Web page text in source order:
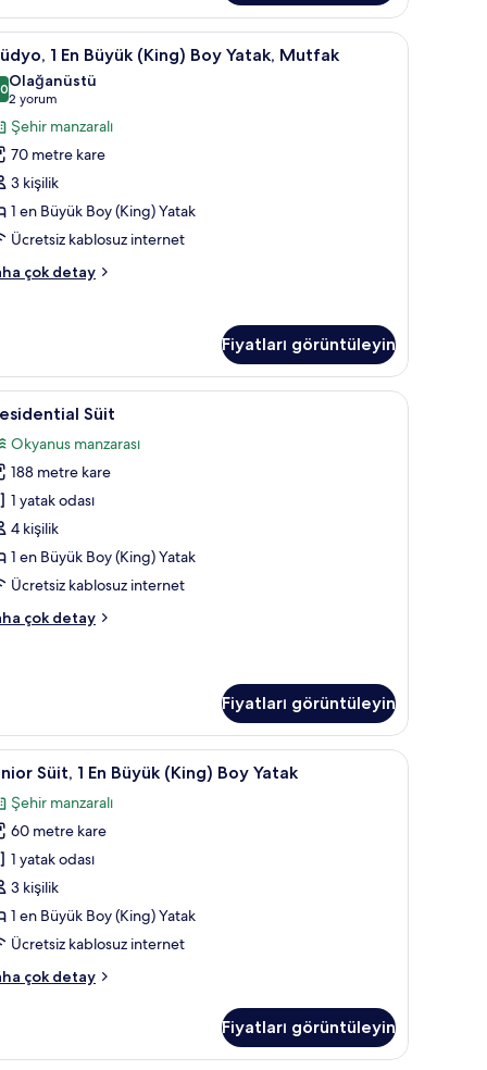
masa Kaliteli yatak takımı, minibar, odada kasa,
9 1 En Büyük (King) Boy Yatak, Mutfak
/ 10
Olağanüstü
2 yorum
(2
yorum)
Şehir manzaralı
70 metre kare
3 kişilik
1 en Büyük Boy (King) Yatak
Ücretsiz kablosuz internet
çok detay
Fiyatları görüntüleyin
kasa, masa Presidential Süit | Kaliteli yatak takımı,
8 Süit
Okyanus manzarası
188 metre kare
1 yatak odası
4 kişilik
1 en Büyük Boy (King) Yatak
Ücretsiz kablosuz internet
çok detay
Fiyatları görüntüleyin
masa Kaliteli yatak takımı, minibar, odada kasa,
11 Süit, 1 En Büyük (King) Boy Yatak
Şehir manzaralı
60 metre kare
1 yatak odası
3 kişilik
1 en Büyük Boy (King) Yatak
Ücretsiz kablosuz internet
çok detay
Fiyatları görüntüleyin